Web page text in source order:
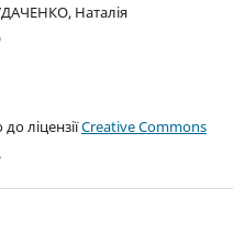
Наталія
ліцензіїCreative Commons